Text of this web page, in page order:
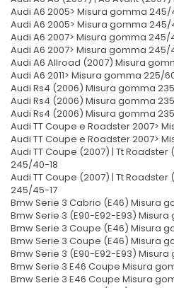
Audi A6 2005> Misura gomma 245/
Audi A6 2005> Misura gomma 245/
Audi A6 2007> Misura gomma 245/
Audi A6 2007> Misura gomma 245/
Audi A6 Allroad (2007) Misura
Audi A6 2011> Misura gomma 225/
Audi Rs4 (2006) Misura gomma
Audi Rs4 (2006) Misura gomma
Audi Rs4 (2006) Misura gomma
Audi TT Coupe e Roadster 2007>
Audi TT Coupe e Roadster 2007>
Audi TT Coupe (2007) | Tt
245/40-18
Audi TT Coupe (2007) | Tt
245/45-17
Bmw Serie 3 Cabrio (E46) Misura
Bmw Serie 3 (E90-E92-E93)
Bmw Serie 3 Coupe (E46) Misura
Bmw Serie 3 Coupe (E46) Misura
Bmw Serie 3 (E90-E92-E93)
Bmw Serie 3 E46 Coupe Misura
Bmw Serie 3 E46 Coupe Misura